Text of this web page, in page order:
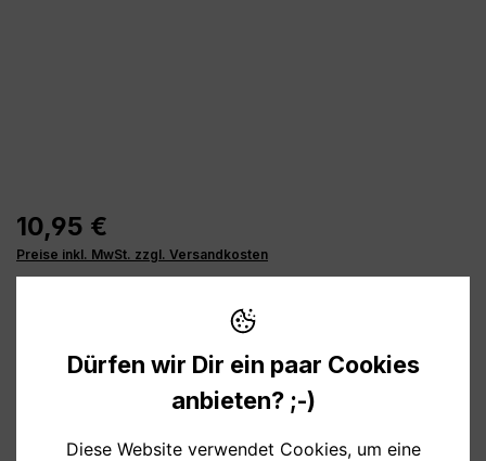
10,95 €
Preise inkl. MwSt. zzgl. Versandkosten
Verfügbar, Lieferzeit: 1-3 Tage
auswählen
schwarz hellblau
burgund
türkis grau
petrol
Dürfen wir Dir ein paar Cookies
anbieten? ;-)
Diese Website verwendet Cookies, um eine